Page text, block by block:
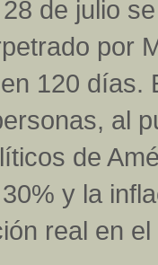
de julio
por
120
al
de
y la
real en